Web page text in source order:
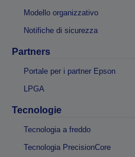
Modello organizzativo
Notifiche di sicurezza
Partners
Portale per i partner Epson
LPGA
Tecnologie
Tecnologia a freddo
Tecnologia PrecisionCore